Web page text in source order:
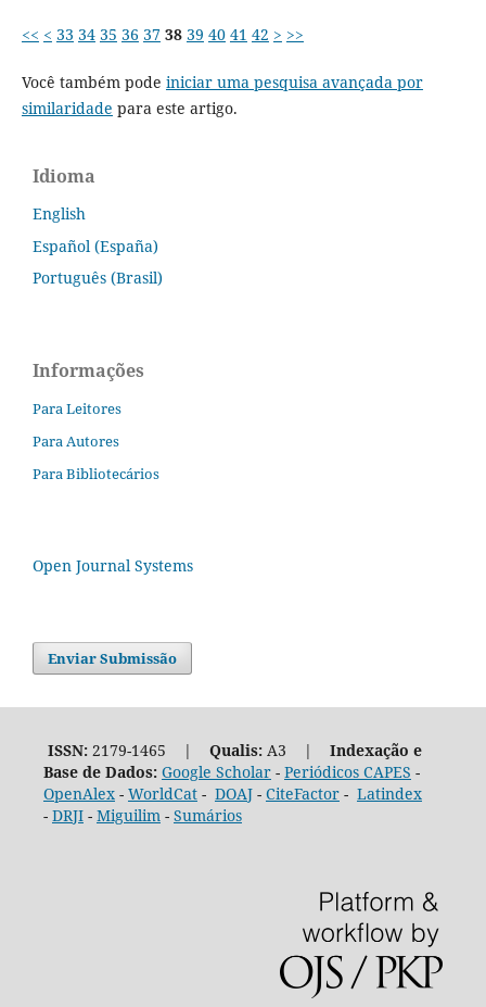
<< < 33 34 35 36 37 38 39 40 41 42 > >>
Você também pode iniciar uma pesquisa avançada por
similaridade para este artigo.
Idioma
English
Español (España)
Português (Brasil)
Informações
Para Leitores
Para Autores
Para Bibliotecários
Open Journal Systems
Enviar Submissão
ISSN:2179-1465 | Qualis:A3 | Indexação e
Base de Dados: Google Scholar- Periódicos CAPES -
OpenAlex- WorldCat- DOAJ- CiteFactor- Latindex
- DRJI- Miguilim- Sumários